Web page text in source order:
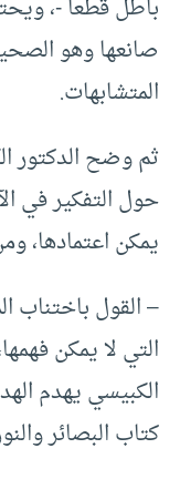
باطل قطعا -،
صانعها وهو
المتشابهات.
ثم وضح الدكتور
حول التفكير في
يمكن اعتمادها،
– القول باختناب
التي لا يمكن
الكبيسي يهدم
كتاب البصائر